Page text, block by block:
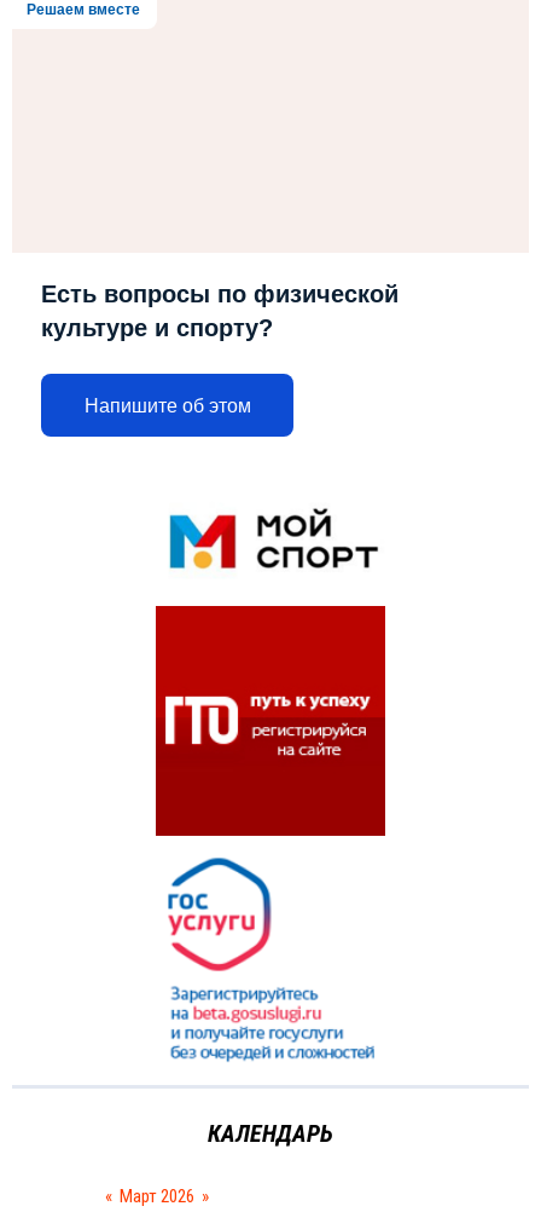
Решаем вместе
Есть вопросы по физической
культуре и спорту?
Напишите об этом
КАЛЕНДАРЬ
« Март 2026 »